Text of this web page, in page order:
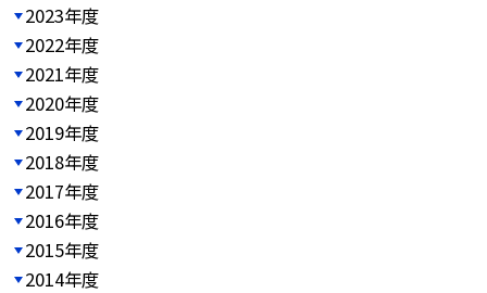
2023年度
2022年度
2021年度
2020年度
2019年度
2018年度
2017年度
2016年度
2015年度
2014年度